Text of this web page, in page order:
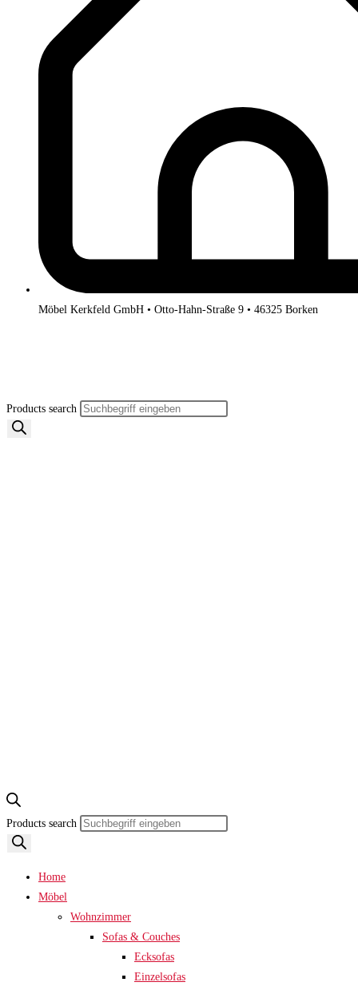
Möbel Kerkfeld GmbH • Otto-Hahn-Straße 9 • 46325 Borken
Products search
Products search
Home
Möbel
Wohnzimmer
Sofas & Couches
Ecksofas
Einzelsofas